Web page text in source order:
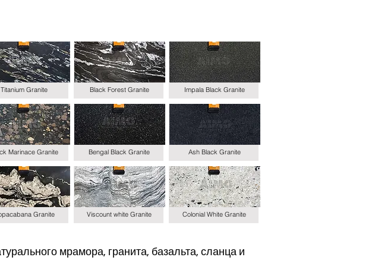
Titanium Granite
Marinace Granite
Granite
Black Forest Granite
Bengal Black Granite
Viscount white Granite
Impala Black Granite
Ash Black Granite
Colonial White Granite
мрамора, гранита, базальта, сланца и